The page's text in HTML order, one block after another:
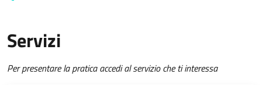
Servizi
Per presentare la pratica accedi al servizio che ti interessa